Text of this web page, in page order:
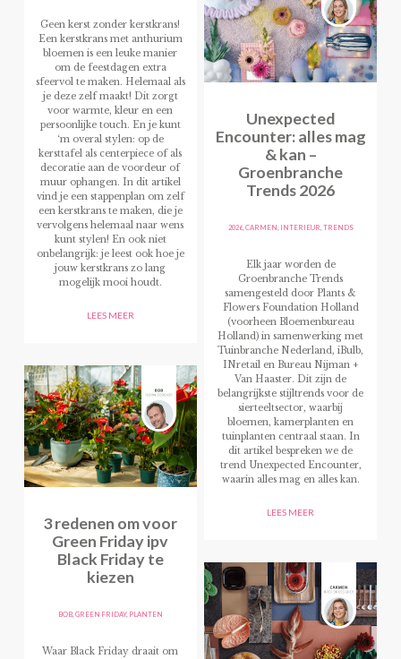
Geen kerst zonder kerstkrans!
Een kerstkrans met anthurium
bloemen is een leuke manier
om de feestdagen extra
sfeervol te maken. Helemaal als
je deze zelf maakt! Dit zorgt
voor warmte, kleur en een
persoonlijke touch. En je kunt
‘m overal stylen: op de
kersttafel als centerpiece of als
decoratie aan de voordeur of
muur ophangen. In dit artikel
vind je een stappenplan om zelf
een kerstkrans te maken, die je
vervolgens helemaal naar wens
kunt stylen! En ook niet
onbelangrijk: je leest ook hoe je
jouw kerstkrans zo lang
mogelijk mooi houdt.
LEES MEER
3 redenen om voor
Green Friday ipv
Black Friday te
kiezen
BOB,GREEN FRIDAY, PLANTEN
Waar Black Friday draait om
Unexpected
Encounter: alles mag
& kan –
Groenbranche
Trends 2026
2026,CARMEN, INTERIEUR,TRENDS
Elk jaar worden de
Groenbranche Trends
samengesteld door Plants &
Flowers Foundation Holland
(voorheen Bloemenbureau
Holland) in samenwerking met
Tuinbranche Nederland, iBulb,
INretail en Bureau Nijman +
Van Haaster. Dit zijn de
belangrijkste stijltrends voor de
sierteeltsector, waarbij
bloemen, kamerplanten en
tuinplanten centraal staan. In
dit artikel bespreken we de
trend Unexpected Encounter,
waarin alles mag en alles kan.
LEES MEER